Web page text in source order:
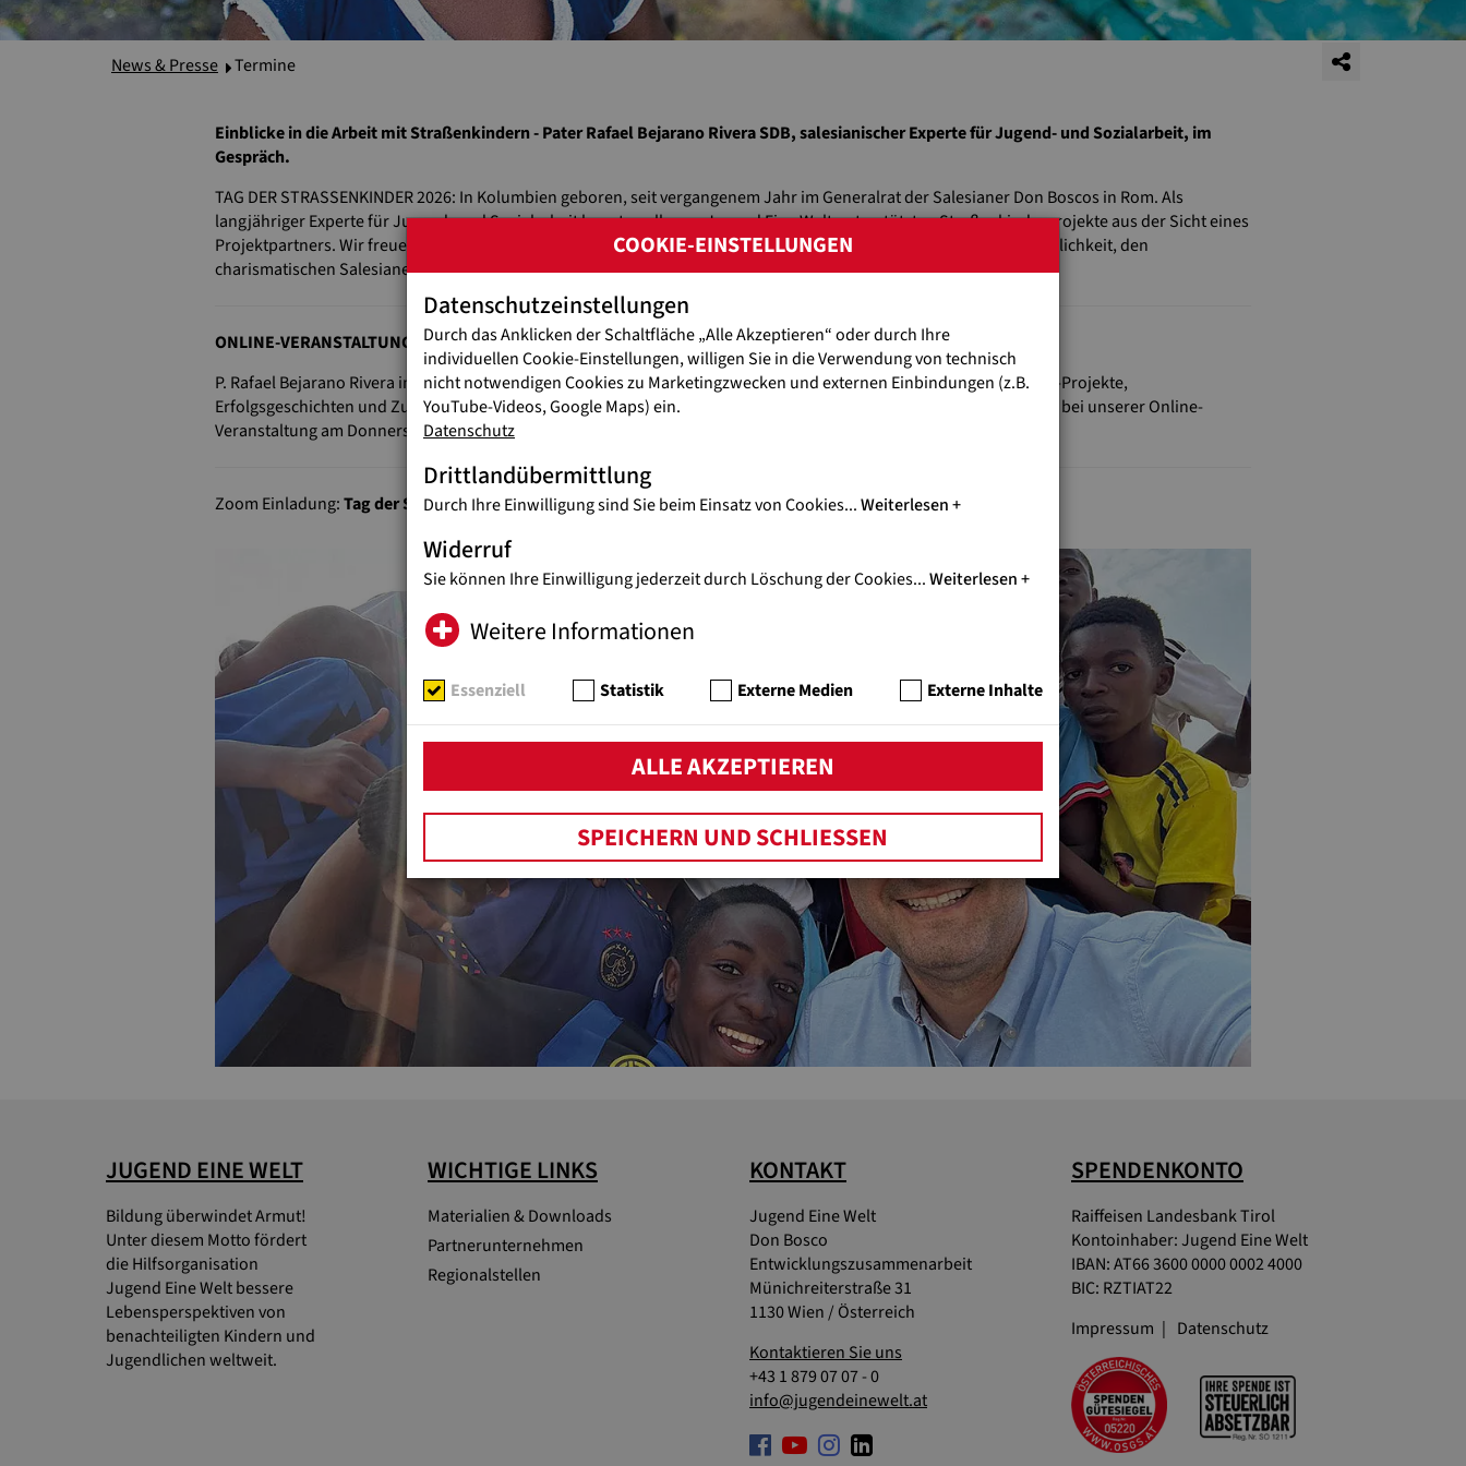
News & Presse Termine
Einblicke in die Arbeit mit Straßenkindern - Pater Rafael Bejarano Rivera SDB, salesianischer Experte für Jugend- und Sozialarbeit, im
Gespräch.
TAG DER STRASSENKINDER 2026: In Kolumbien geboren, seit vergangenem Jahr im Generalrat der Salesianer Don Boscos in Rom. Als
langjähriger Experte für Jugend- und Sozialarbeit kennt er alle von Jugend Eine Welt unterstützten Straßenkinderprojekte aus der Sicht eines
Projektpartners. Wir freuen uns auf den Besuch von Pater Rafael Bejarano Rivera! Sie haben gleich zwei Mal die Möglichkeit, den
charismatischen Salesianer-Pater kennenzulernen.
ONLINE-VERANSTALTUNG: Donnerstag, 29.01.2026
P. Rafael Bejarano Rivera im Gespräch mit Jugend Eine Welt-Geschäftsführer Reinhard Heiserer über Straßenkinder-Projekte,
Erfolgsgeschichten und Zukunftsaussichten. Im Anschluss gibt es die Möglichkeit Fragen zu stellen. Seien Sie dabei, bei unserer Online-
Veranstaltung am Donnerstag, den 29.01.2026, von 16.00 – 17.30 Uhr. (in englischer Sprache)
Zoom Einladung:Tag der Straßenkinder, Gespräch mit P. Rafael Bejarano
JUGEND EINE WELT
Bildung überwindet Armut!
Unter diesem Motto fördert
die Hilfsorganisation
Jugend Eine Welt bessere
Lebensperspektiven von
benachteiligten Kindern und
Jugendlichen weltweit.
WICHTIGE LINKS
Materialien & Downloads
Partnerunternehmen
Regionalstellen
KONTAKT
Jugend Eine Welt
Don Bosco
Entwicklungszusammenarbeit
Münichreiterstraße 31
1130 Wien / Österreich
Kontaktieren Sie uns
+43 1 879 07 07 - 0
info@jugendeinewelt.at
SPENDENKONTO
Raiffeisen Landesbank Tirol
Kontoinhaber: Jugend Eine Welt
IBAN: AT66 3600 0000 0002 4000
BIC: RZTIAT22
Impressum
Datenschutz
COOKIE-EINSTELLUNGEN
Datenschutzeinstellungen
Durch das Anklicken der Schaltfläche „Alle Akzeptieren“ oder durch Ihre
individuellen Cookie-Einstellungen, willigen Sie in die Verwendung von technisch
nicht notwendigen Cookies zu Marketingzwecken und externen Einbindungen (z.B.
YouTube-Videos, Google Maps) ein.
Datenschutz
Drittlandübermittlung
Durch Ihre Einwilligung sind Sie beim Einsatz von Cookies...Weiterlesen
Widerruf
Sie können Ihre Einwilligung jederzeit durch Löschung der Cookies...Weiterlesen
Weitere Informationen
Essenziell Statistik Externe Medien Externe Inhalte
ALLE AKZEPTIEREN
SPEICHERN UND SCHLIESSEN